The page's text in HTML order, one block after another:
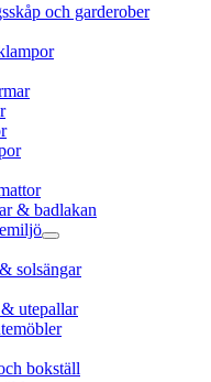
och garderober
& badlakan
solsängar
utepallar
bokställ